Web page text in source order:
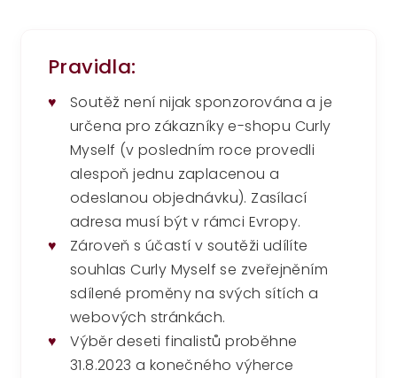
Pravidla:
♥
Soutěž není nijak sponzorována a je
určena pro zákazníky e-shopu Curly
Myself (v posledním roce provedli
alespoň jednu zaplacenou a
odeslanou objednávku). Zasílací
adresa musí být v rámci Evropy.
♥
Zároveň s účastí v soutěži udílíte
souhlas Curly Myself se zveřejněním
sdílené proměny na svých sítích a
webových stránkách.
♥
Výběr deseti finalistů proběhne
31.8.2023 a konečného výherce